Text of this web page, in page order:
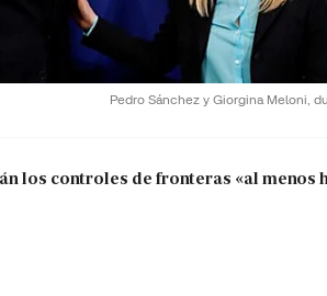
Pedro Sánchez y Giorgina Meloni,
los controles de fronteras «al menos